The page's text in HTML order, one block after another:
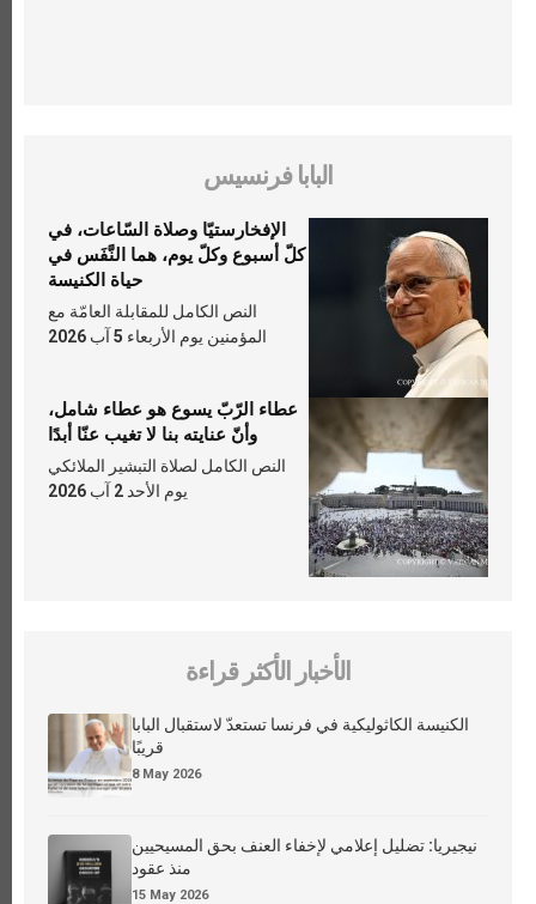
البابا فرنسيس
الإفخارستيّا وصلاة السّاعات، في
كلّ أسبوع وكلّ يوم، هما النَّفَس في
حياة الكنيسة
النص الكامل للمقابلة العامّة مع
المؤمنين يوم الأربعاء 5 آب 2026
عطاء الرّبّ يسوع هو عطاء شامل،
وأنّ عنايته بنا لا تغيب عنّا أبدًا
النص الكامل لصلاة التبشير الملائكي
يوم الأحد 2 آب 2026
الأخبار الأكثر قراءة
الكنيسة الكاثوليكية في فرنسا تستعدّ لاستقبال البابا
قريبًا
8 May 2026
نيجيريا: تضليل إعلامي لإخفاء العنف بحق المسيحيين
منذ عقود
15 May 2026